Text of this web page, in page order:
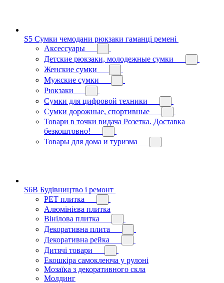
S5 Сумки чемодани рюкзаки гаманці ремені
Аксессуары
Детские рюкзаки, молодежные сумки
Женские сумки
Мужские сумки
Рюкзаки
Сумки для цифровой техники
Сумки дорожные, спортивные
Товари в точки видача Розетка. Доставка
безкоштовно!
Товары для дома и туризма
S6B Будівництво і ремонт
PЕT плитка
Алюмінієва плитка
Вінілова плитка
Декоративна плита
Декоративна рейка
Дитячі товари
Екошкіра самоклеюча у рулоні
Мозаїка з декоративного скла
Молдинг